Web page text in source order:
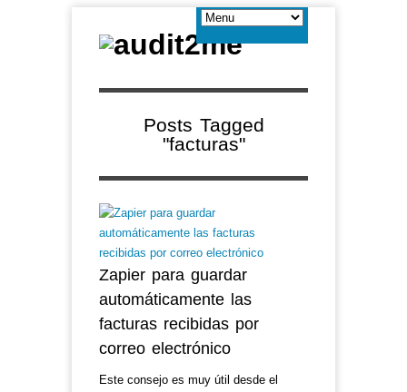
Posts Tagged
"facturas"
Zapier para guardar
automáticamente las
facturas recibidas por
correo electrónico
Este consejo es muy útil desde el